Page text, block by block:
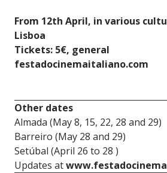
From 12th April, in various
Lisboa
Tickets: 5€, general
festadocinemaitaliano.com
Other dates
Almada (May 8, 15, 22, 28 and 29)
Barreiro (May 28 and 29)
Setúbal (April 26 to 28 )
Updates at